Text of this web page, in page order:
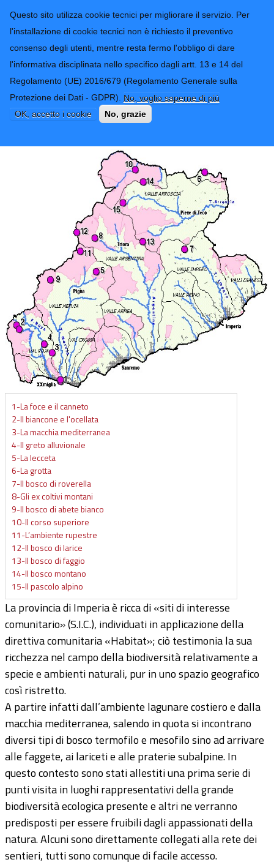
Questo sito utilizza cookie tecnici per migliorare il servizio. Per
l'installazione di cookie tecnici non è richiesto il preventivo
consenso degli utenti, mentre resta fermo l'obbligo di dare
l'informativa disciplinata nello specifico dagli artt. 13 e 14 del
Regolamento (UE) 2016/679 (Regolamento Generale sulla
Protezione dei Dati - GDPR). No, voglio saperne di più
OK, accetto i cookie
No, grazie
Provincia di
Imperia
CONTATTI-URP
TRASPARENZA
Form di ricerca
Ecomuseo della Biodiversità
1-La foce e il canneto
2-Il biancone e l'ocellata
3-La macchia mediterranea
4-Il greto alluvionale
5-La lecceta
6-La grotta
7-Il bosco di roverella
8-Gli ex coltivi montani
9-Il bosco di abete bianco
10-Il corso superiore
11-L’ambiente rupestre
12-Il bosco di larice
13-Il bosco di faggio
14-Il bosco montano
15-Il pascolo alpino
La provincia di Imperia è ricca di «siti di interesse
comunitario» (S.I.C.), individuati in applicazione della
direttiva comunitaria «Habitat»; ciò testimonia la sua
ricchezza nel campo della biodiversità relativamente a
specie e ambienti naturali, pur in uno spazio geografico
così ristretto.
A partire infatti dall’ambiente lagunare costiero e dalla
macchia mediterranea, salendo in quota si incontrano
diversi tipi di bosco termofilo e mesofilo sino ad arrivare
alle faggete, ai lariceti e alle praterie subalpine. In
questo contesto sono stati allestiti una prima serie di
punti visita in luoghi rappresentativi della grande
biodiversità ecologica presente e altri ne verranno
predisposti per essere fruibili dagli appassionati della
natura. Alcuni sono direttamente collegati alla rete dei
sentieri, tutti sono comunque di facile accesso.